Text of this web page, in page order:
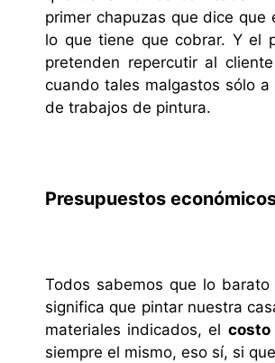
primer chapuzas que dice
lo que tiene que cobrar. Y el
pretenden repercutir al
cuando tales malgastos sólo
de trabajos de pintura.
Presupuestos
Todos sabemos que lo
significa que pintar nuestra
materiales indicados, el costo
siempre el mismo, eso sí, si